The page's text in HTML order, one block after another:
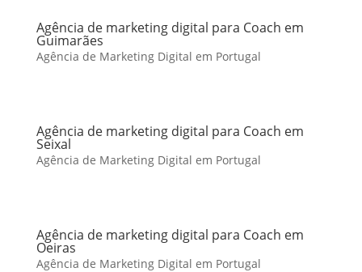
Agência de marketing digital para Coach em
Guimarães
Agência de Marketing Digital em Portugal
Agência de marketing digital para Coach em
Seixal
Agência de Marketing Digital em Portugal
Agência de marketing digital para Coach em
Oeiras
Agência de Marketing Digital em Portugal